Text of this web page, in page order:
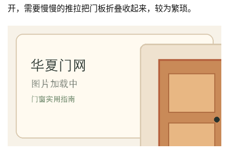
开，需要慢慢的推拉把门板折叠收起来，较为繁琐。